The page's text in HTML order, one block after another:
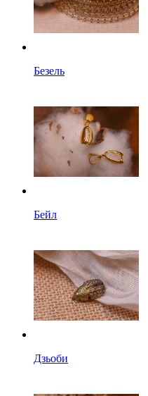
Безель
Бейл
Дзьоби